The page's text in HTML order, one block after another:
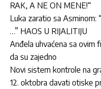
RAK, A NE ON MENE!“
Luka zaratio sa Asminom:
…” HAOS U RIJALITIJU
Anđela uhvaćena sa ovim
da su zajedno
Novi sistem kontrole na
12. oktobra davati otiske